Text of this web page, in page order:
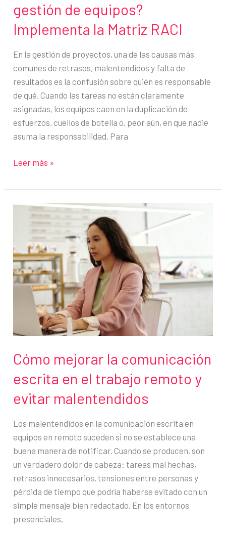
gestión de equipos?
Implementa la Matriz RACI
En la gestión de proyectos, una de las causas más
comunes de retrasos, malentendidos y falta de
resultados es la confusión sobre quién es responsable
de qué. Cuando las tareas no están claramente
asignadas, los equipos caen en la duplicación de
esfuerzos, cuellos de botella o, peor aún, en que nadie
asuma la responsabilidad. Para
¿Cómo
el
caos
gestión
de
equipos?
Implementa
Matriz
Leer más »
Cómo mejorar la comunicación
escrita en el trabajo remoto y
evitar malentendidos
Los malentendidos en la comunicación escrita en
equipos en remoto suceden si no se establece una
buena manera de notificar. Cuando se producen, son
un verdadero dolor de cabeza: tareas mal hechas,
retrasos innecesarios, tensiones entre personas y
pérdida de tiempo que podría haberse evitado con un
simple mensaje bien redactado. En los entornos
presenciales,